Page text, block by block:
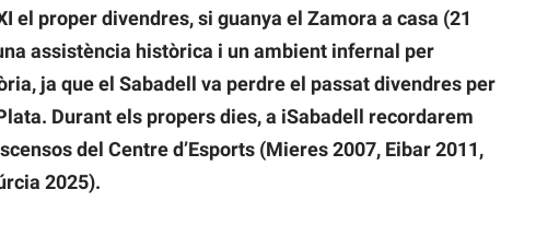
el proper divendres, si guanya el Zamora a casa (21
assistència històrica i un ambient infernal per
ja que el Sabadell va perdre el passat divendres per
Durant els propers dies, a iSabadell recordarem
del Centre d’Esports (Mieres 2007, Eibar 2011,
2025).